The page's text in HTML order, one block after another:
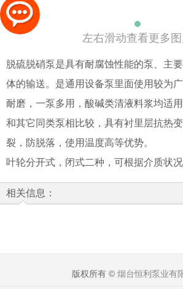
左右滑动查看更多
脱硫脱硝泵是具有耐腐蚀性能的泵、主
体的输送。是通用设备泵里面使用较为
耐磨，一泵多用，酸碱类清液料浆均适用
和其它同类泵相比较，具有衬里层抗热
裂，防脱落，使用温度高等优势。
叶轮分开式，闭式二种，可根据介质状况
相关信息：
版权所有 © 烟台恒利泵业有